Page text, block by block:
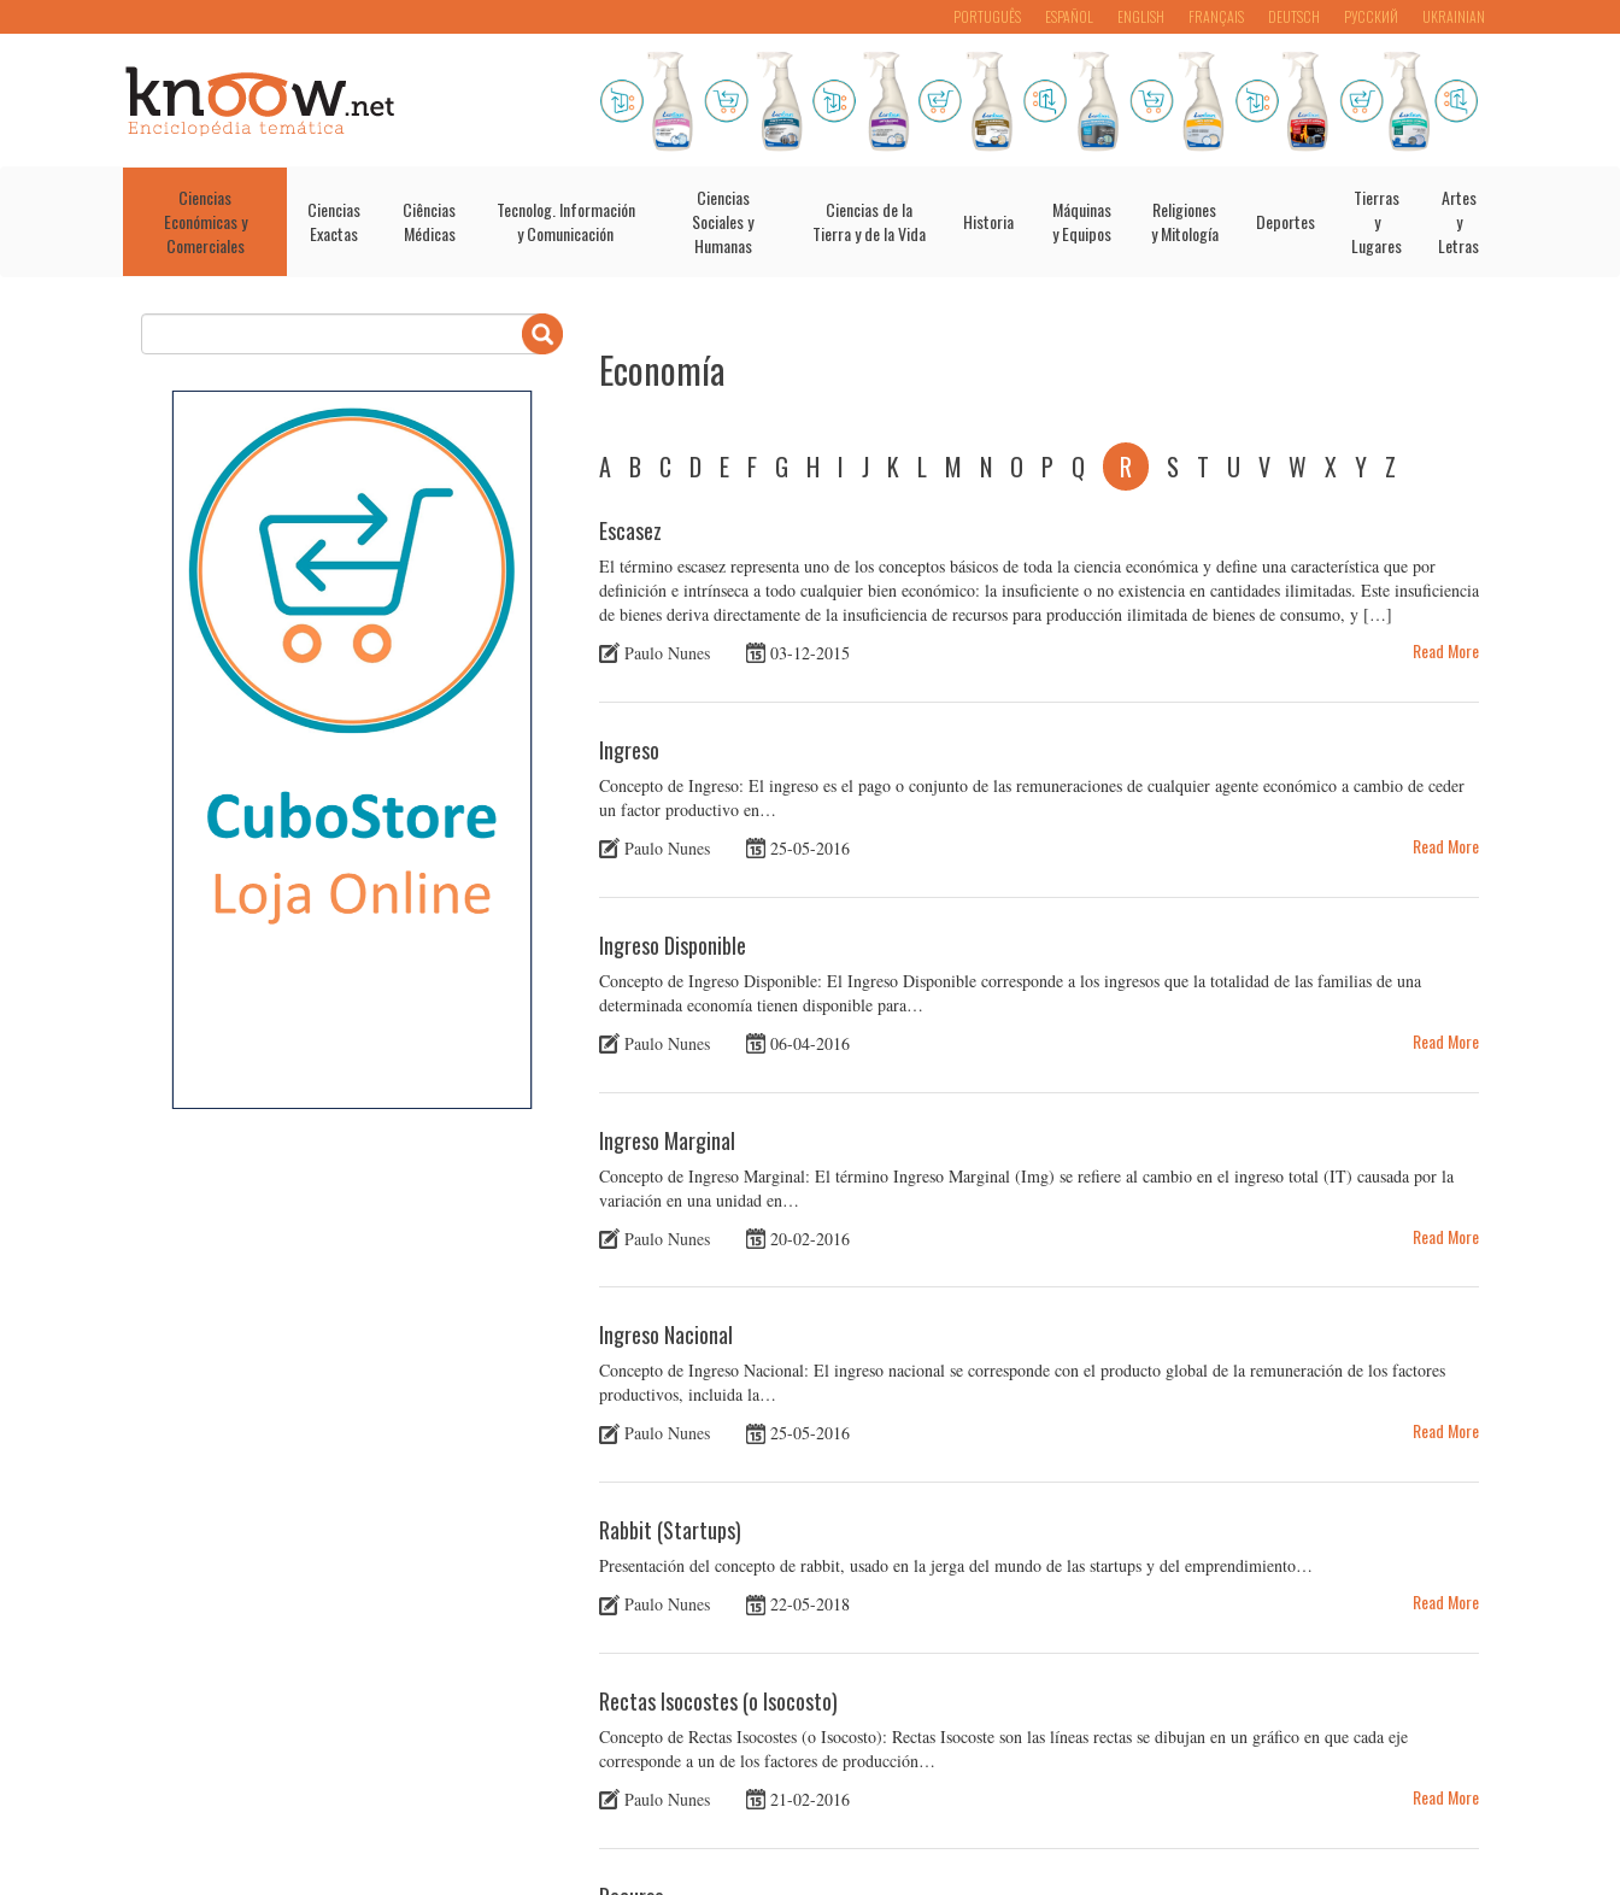
PORTUGUÊS ESPAÑOL ENGLISH FRANÇAIS DEUTSCH РУССКИЙ UKRAINIAN
Ciencias
Económicas y
Comerciales
Ciencias
Exactas
Ciências
Médicas
Tecnolog. Información
y Comunicación
Ciencias
Sociales y
Humanas
Ciencias de la
Tierra y de la Vida
Historia
Máquinas
y Equipos
Religiones
y Mitología
Deportes
Tierras
y
Lugares
Artes
y
Letras
Economía
A B C D E F G H I J K L M N O P Q R S T U V W X Y Z
Escasez
El término escasez representa uno de los conceptos básicos de toda la ciencia económica y define una característica que por
definición e intrínseca a todo cualquier bien económico: la insuficiente o no existencia en cantidades ilimitadas. Este insuficiencia
de bienes deriva directamente de la insuficiencia de recursos para producción ilimitada de bienes de consumo, y […]
Paulo Nunes
03-12-2015 Read More
Ingreso
Concepto de Ingreso: El ingreso es el pago o conjunto de las remuneraciones de cualquier agente económico a cambio de ceder
un factor productivo en…
Paulo Nunes
25-05-2016 Read More
Ingreso Disponible
Concepto de Ingreso Disponible: El Ingreso Disponible corresponde a los ingresos que la totalidad de las familias de una
determinada economía tienen disponible para…
Paulo Nunes
06-04-2016 Read More
Ingreso Marginal
Concepto de Ingreso Marginal: El término Ingreso Marginal (Img) se refiere al cambio en el ingreso total (IT) causada por la
variación en una unidad en…
Paulo Nunes
20-02-2016 Read More
Ingreso Nacional
Concepto de Ingreso Nacional: El ingreso nacional se corresponde con el producto global de la remuneración de los factores
productivos, incluida la…
Paulo Nunes
25-05-2016 Read More
Rabbit (Startups)
Presentación del concepto de rabbit, usado en la jerga del mundo de las startups y del emprendimiento…
Paulo Nunes
22-05-2018 Read More
Rectas Isocostes (o Isocosto)
Concepto de Rectas Isocostes (o Isocosto): Rectas Isocoste son las líneas rectas se dibujan en un gráfico en que cada eje
corresponde a un de los factores de producción…
Paulo Nunes
21-02-2016 Read More